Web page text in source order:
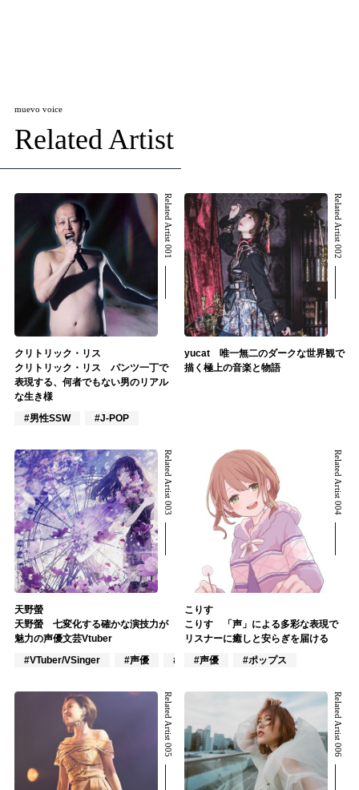
muevo voice
Related Artist
Related Artist 001
クリトリック・リス
クリトリック・リス パンツ一丁で
表現する、何者でもない男のリアル
な生き様
#男性SSW
#J-POP
Related Artist 002
yucat 唯一無二のダークな世界観で
描く極上の音楽と物語
Related Artist 003
天野螢
天野螢 七変化する確かな演技力が
魅力の声優文芸Vtuber
#VTuber/VSinger
#声優 #アニメ/ゲーム
Related Artist 004
こりす
こりす 「声」による多彩な表現で
リスナーに癒しと安らぎを届ける
#声優
#ポップス
Related Artist 005 Related Artist 006